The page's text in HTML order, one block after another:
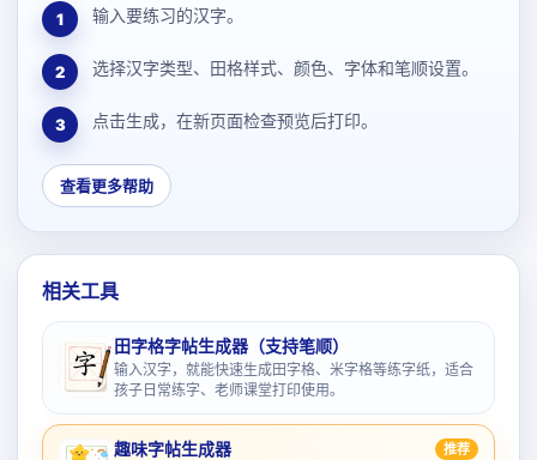
1 输入要练习的汉字。
2 选择汉字类型、田格样式、颜色、字体和笔顺设置。
3 点击生成，在新页面检查预览后打印。
查看更多帮助
相关工具
田字格字帖生成器（支持笔顺）
输入汉字，就能快速生成田字格、米字格等练字纸，适合
孩子日常练字、老师课堂打印使用。
趣味字帖生成器 推荐